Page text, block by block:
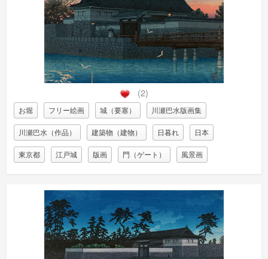
(2)
お堀 フリー絵画 城（要塞） 川瀬巴水版画集
川瀬巴水（作品） 建築物（建物） 日暮れ 日本
東京都 江戸城 版画 門（ゲート） 風景画